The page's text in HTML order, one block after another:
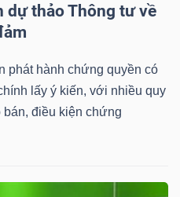
dự thảo Thông tư về
phát hành chứng quyền có
lấy ý kiến, với nhiều quy
điều kiện chứng